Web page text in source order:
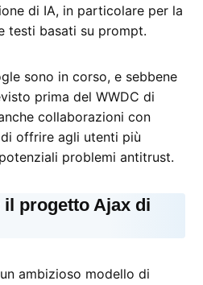
di IA, in particolare per la
testi basati su prompt.
sono in corso, e sebbene
prima del WWDC di
collaborazioni con
offrire agli utenti più
problemi antitrust.
progetto Ajax di
ambizioso modello di